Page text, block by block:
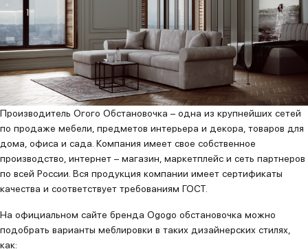
Производитель Огого Обстановочка – одна из крупнейших сетей
по продаже мебели, предметов интерьера и декора, товаров для
дома, офиса и сада. Компания имеет свое собственное
производство, интернет – магазин, маркетплейс и сеть партнеров
по всей России. Вся продукция компании имеет сертификаты
качества и соответствует требованиям ГОСТ.
На официальном сайте бренда Ogogo обстановочка можно
подобрать варианты меблировки в таких дизайнерских стилях,
как: